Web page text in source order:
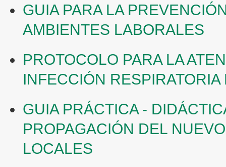
GUIA PARA LA
AMBIENTES LABORALES
PROTOCOLO PARA LA
INFECCIÓN RESPIRATORIA
GUIA PRÁCTICA -
PROPAGACIÓN DEL
LOCALES